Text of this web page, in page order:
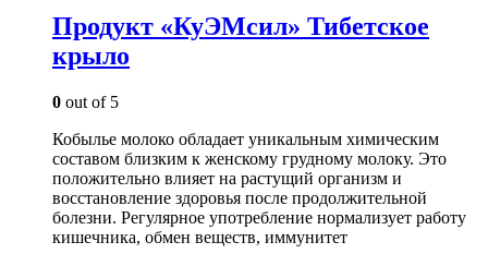
Продукт «КуЭМсил» Тибетское
крыло
0 out of 5
Кобылье молоко обладает уникальным химическим
составом близким к женскому грудному молоку. Это
положительно влияет на растущий организм и
восстановление здоровья после продолжительной
болезни. Регулярное употребление нормализует работу
кишечника, обмен веществ, иммунитет